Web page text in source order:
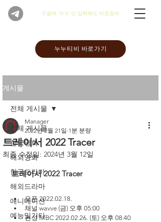
​구글에 '누누'만 입력해도 바로검색
누누티비 바로가기
게시물
전체 게시물
한국영화
해외영화
한국드라마
해외드라마
애니메이션
예능및기타
전체 게시물
트레이서 2022 Tracer
Manager
2022년 2월 21일 1분 분량
최종 수정일: 2024년 3월 12일
트레이서 2022 Tracer
오픈 2022.02.18.
채널 wavve (금) 오후 05:00
편성 MBC 2022.02.26. (토) 오후 08:40